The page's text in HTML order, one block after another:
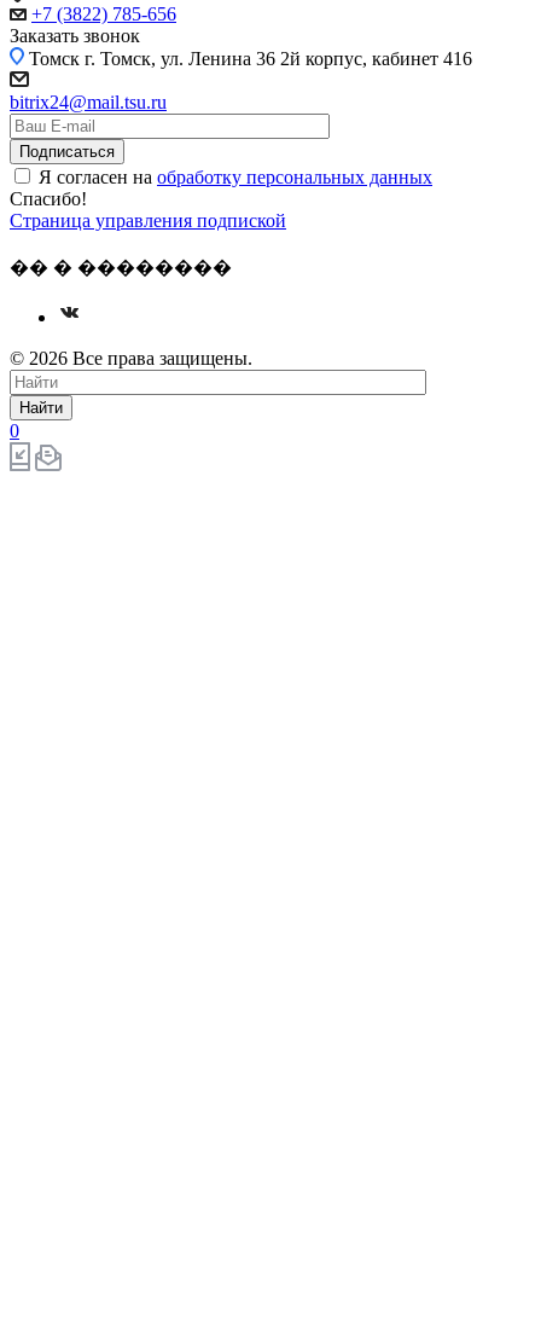
+7 (3822) 785-656
Заказать звонок
Томск г. Томск, ул. Ленина 36 2й корпус, кабинет 416
bitrix24@mail.tsu.ru
Я согласен на обработку персональных данных
Спасибо!
Страница управления подпиской
�� � ��������
© 2026 Все права защищены.
Найти
0